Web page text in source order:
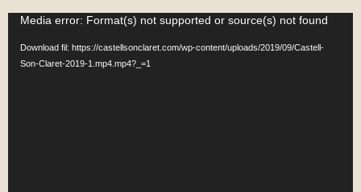
Videoafspiller
Media error: Format(s) not supported or source(s) not found
Download fil: https://castellsonclaret.com/wp-content/uploads/2019/09/Castell-
Son-Claret-2019-1.mp4.mp4?_=1